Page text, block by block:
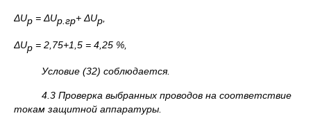
ΔUp = ΔUp .гр+ ΔUp
ΔUp = 2,75+1,5 = 4,25 %,
Условие (32) соблюдается.
4.3 Проверка выбранных проводов на соответствие
токам защитной аппаратуры.